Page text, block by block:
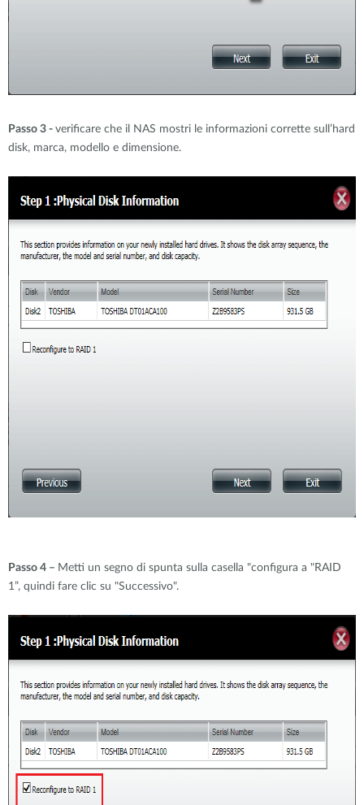
Passo 3 - verificare che il NAS mostri le informazioni corrette sull’hard
disk, marca, modello e dimensione.
Passo 4 – Metti un segno di spunta sulla casella "configura a "RAID
1”, quindi fare clic su "Successivo".